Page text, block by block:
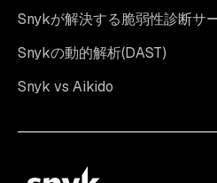
Snykが解決する脆弱性診断サ
Snykの動的解析(DAST)
Snyk vs Aikido